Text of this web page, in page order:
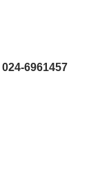
024-6961457